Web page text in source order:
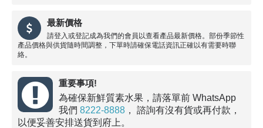
最新價格
請登入或登記成為我們的會員以查看產品最新價格。部份季節性
產品價格與供貨隨時間調整，下單時請確保電話資訊正確以有需要時聯
絡。
重要事項!
為確保新鮮質素水果，請落單前 WhatsApp
我們 8222-8888 ， 諮詢有沒有貨或再付款，
以便妥善安排送貨到府上。